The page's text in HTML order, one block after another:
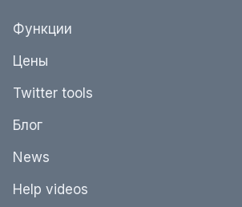
Функции
Цены
Twitter tools
Блог
News
Help videos